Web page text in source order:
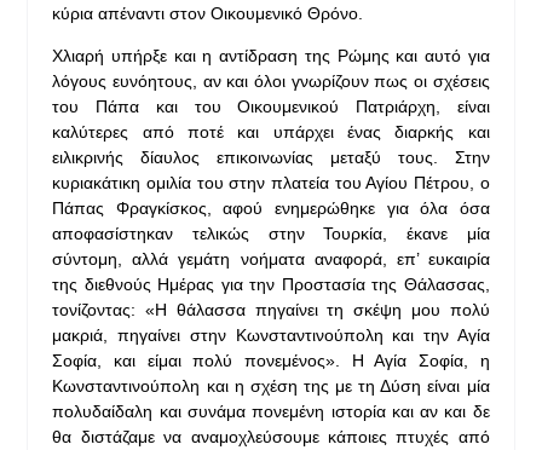
κύρια απέναντι στον Οικουμενικό Θρόνο.
Χλιαρή υπήρξε και η αντίδραση της Ρώμης και αυτό για
λόγους ευνόητους, αν και όλοι γνωρίζουν πως οι σχέσεις
του Πάπα και του Οικουμενικού Πατριάρχη, είναι
καλύτερες από ποτέ και υπάρχει ένας διαρκής και
ειλικρινής δίαυλος επικοινωνίας μεταξύ τους. Στην
κυριακάτικη ομιλία του στην πλατεία του Αγίου Πέτρου, ο
Πάπας Φραγκίσκος, αφού ενημερώθηκε για όλα όσα
αποφασίστηκαν τελικώς στην Τουρκία, έκανε μία
σύντομη, αλλά γεμάτη νοήματα αναφορά, επ’ ευκαιρία
της διεθνούς Ημέρας για την Προστασία της Θάλασσας,
τονίζοντας: «H θάλασσα πηγαίνει τη σκέψη μου πολύ
μακριά, πηγαίνει στην Κωνσταντινούπολη και την Αγία
Σοφία, και είμαι πολύ πονεμένος». Η Αγία Σοφία, η
Κωνσταντινούπολη και η σχέση της με τη Δύση είναι μία
πολυδαίδαλη και συνάμα πονεμένη ιστορία και αν και δε
θα διστάζαμε να αναμοχλεύσουμε κάποιες πτυχές από